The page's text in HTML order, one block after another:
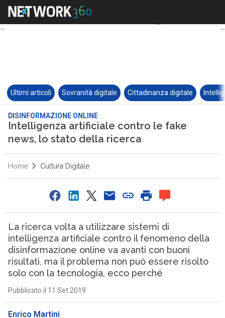
Ultimi articoli Sovranità digitale Cittadinanza digitale
DISINFORMAZIONE ONLINE
Intelligenza artificiale contro le fake
news, lo stato della ricerca
Home Cultura Digitale
La ricerca volta a utilizzare sistemi di
intelligenza artificiale contro il fenomeno della
disinformazione online va avanti con buoni
risultati, ma il problema non può essere risolto
solo con la tecnologia, ecco perché
Pubblicato il 11 Set 2019
Enrico Martini